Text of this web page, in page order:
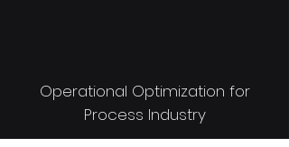
Operational Optimization for
Process Industry